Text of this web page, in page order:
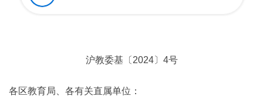
沪教委基〔2024〕4号
各区教育局、各有关直属单位：